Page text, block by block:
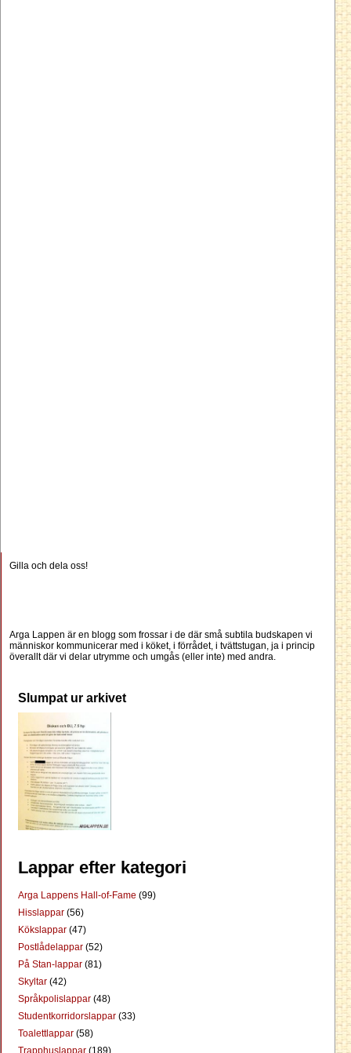
Gilla och dela oss!
Arga Lappen är en blogg som frossar i de där små subtila budskapen vi
människor kommunicerar med i köket, i förrådet, i tvättstugan, ja i princip
överallt där vi delar utrymme och umgås (eller inte) med andra.
Slumpat ur arkivet
Lappar efter kategori
Arga Lappens Hall-of-Fame (99)
Hisslappar (56)
Kökslappar (47)
Postlådelappar (52)
På Stan-lappar (81)
Skyltar (42)
Språkpolislappar (48)
Studentkorridorslappar (33)
Toalettlappar (58)